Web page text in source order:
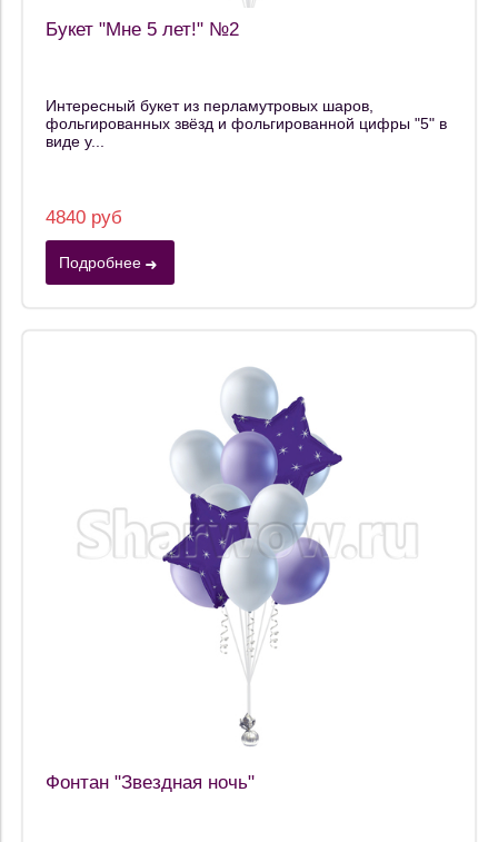
Букет "Мне 5 лет!" №2
Интересный букет из перламутровых шаров,
фольгированных звёзд и фольгированной цифры "5" в
виде у...
4840 руб
Подробнее
Фонтан "Звездная ночь"